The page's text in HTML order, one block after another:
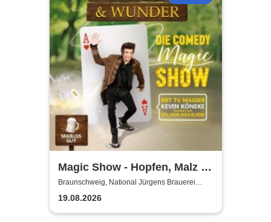
Magic Show - Hopfen, Malz &
Wunder - Kevin Köneke
Braunschweig, National Jürgens Brauerei
GmbH
19.08.2026